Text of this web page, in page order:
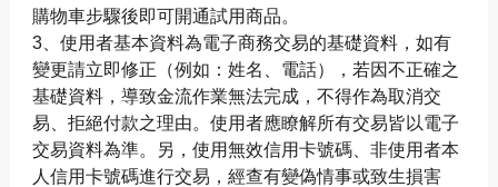
購物車步驟後即可開通試用商品。
3、使用者基本資料為電子商務交易的基礎資料，如有
變更請立即修正（例如：姓名、電話），若因不正確之
基礎資料，導致金流作業無法完成，不得作為取消交
易、拒絕付款之理由。使用者應瞭解所有交易皆以電子
交易資料為準。另，使用無效信用卡號碼、非使用者本
人信用卡號碼進行交易，經查有變偽情事或致生損害